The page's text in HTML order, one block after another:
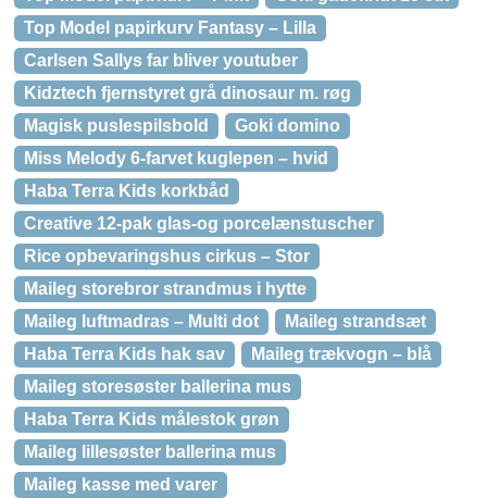
Top Model papirkurv Fantasy – Lilla
Carlsen Sallys far bliver youtuber
Kidztech fjernstyret grå dinosaur m. røg
Magisk puslespilsbold
Goki domino
Miss Melody 6-farvet kuglepen – hvid
Haba Terra Kids korkbåd
Creative 12-pak glas-og porcelænstuscher
Rice opbevaringshus cirkus – Stor
Maileg storebror strandmus i hytte
Maileg luftmadras – Multi dot
Maileg strandsæt
Haba Terra Kids hak sav
Maileg trækvogn – blå
Maileg storesøster ballerina mus
Haba Terra Kids målestok grøn
Maileg lillesøster ballerina mus
Maileg kasse med varer